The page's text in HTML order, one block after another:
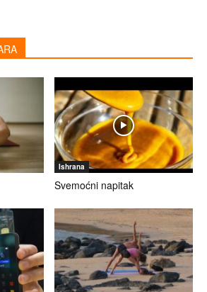
Ishrana
Svemoćni napitak